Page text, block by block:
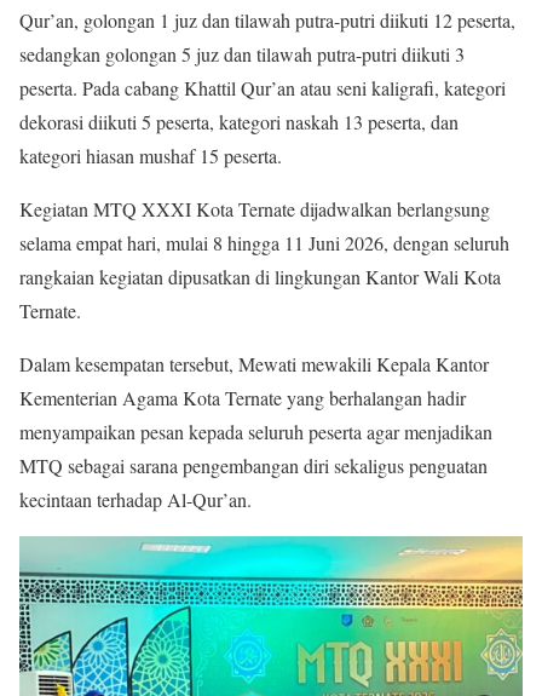
Qur’an, golongan 1 juz dan tilawah putra-putri diikuti 12 peserta,
sedangkan golongan 5 juz dan tilawah putra-putri diikuti 3
peserta. Pada cabang Khattil Qur’an atau seni kaligrafi, kategori
dekorasi diikuti 5 peserta, kategori naskah 13 peserta, dan
kategori hiasan mushaf 15 peserta.
Kegiatan MTQ XXXI Kota Ternate dijadwalkan berlangsung
selama empat hari, mulai 8 hingga 11 Juni 2026, dengan seluruh
rangkaian kegiatan dipusatkan di lingkungan Kantor Wali Kota
Ternate.
Dalam kesempatan tersebut, Mewati mewakili Kepala Kantor
Kementerian Agama Kota Ternate yang berhalangan hadir
menyampaikan pesan kepada seluruh peserta agar menjadikan
MTQ sebagai sarana pengembangan diri sekaligus penguatan
kecintaan terhadap Al-Qur’an.